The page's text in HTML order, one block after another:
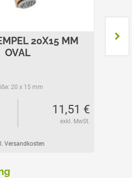
20X15 MM
OVAL
20 x 15 mm
11,51 €
exkl. MwSt.
Versandkosten